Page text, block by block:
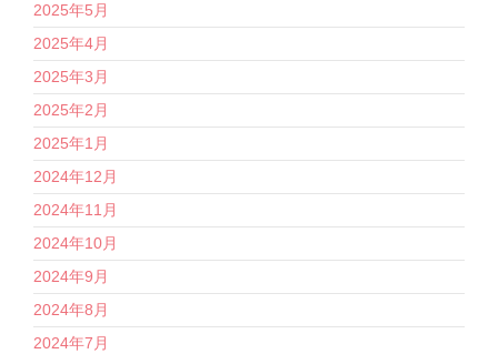
2025年5月
2025年4月
2025年3月
2025年2月
2025年1月
2024年12月
2024年11月
2024年10月
2024年9月
2024年8月
2024年7月